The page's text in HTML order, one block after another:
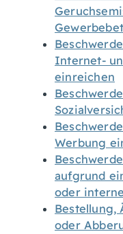
Internet-
einreichen
Werbung
aufgrund
oder
Bestellung,
oder